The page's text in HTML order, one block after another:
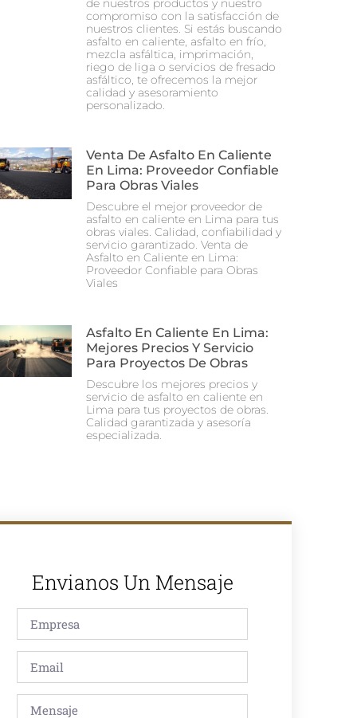
de nuestros productos y nuestro
compromiso con la satisfacción de
nuestros clientes. Si estás buscando
asfalto en caliente, asfalto en frío,
mezcla asfáltica, imprimación,
riego de liga o servicios de fresado
asfáltico, te ofrecemos la mejor
calidad y asesoramiento
personalizado.
Venta De Asfalto En Caliente
En Lima: Proveedor Confiable
Para Obras Viales
Descubre el mejor proveedor de
asfalto en caliente en Lima para tus
obras viales. Calidad, confiabilidad y
servicio garantizado. Venta de
Asfalto en Caliente en Lima:
Proveedor Confiable para Obras
Viales
Asfalto En Caliente En Lima:
Mejores Precios Y Servicio
Para Proyectos De Obras
Descubre los mejores precios y
servicio de asfalto en caliente en
Lima para tus proyectos de obras.
Calidad garantizada y asesoría
especializada.
Envianos Un Mensaje